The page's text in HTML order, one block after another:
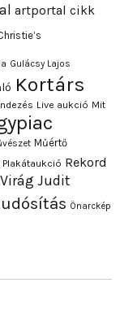
artportal cikk
Gulácsy Lajos
Kortárs
Live aukció Mit
Műértő
Plakátaukció Rekord
Virág Judit
Önarckép